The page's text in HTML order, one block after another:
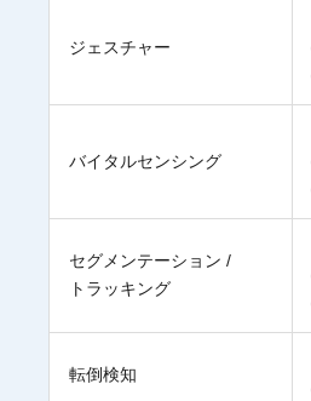
ジェスチャー
バイタルセンシング
セグメンテーション /
トラッキング
転倒検知